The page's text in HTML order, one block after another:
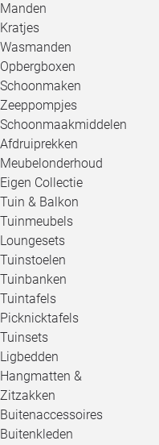
Manden
Kratjes
Wasmanden
Opbergboxen
Schoonmaken
Zeeppompjes
Schoonmaakmiddelen
Afdruiprekken
Meubelonderhoud
Eigen Collectie
Tuin & Balkon
Tuinmeubels
Loungesets
Tuinstoelen
Tuinbanken
Tuintafels
Picknicktafels
Tuinsets
Ligbedden
Hangmatten &
Zitzakken
Buitenaccessoires
Buitenkleden